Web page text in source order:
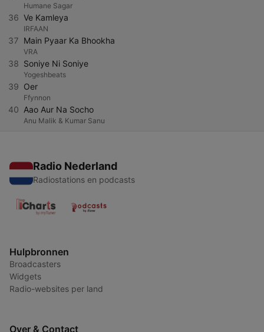
Humane Sagar
36 Ve Kamleya
IRFAAN
37 Main Pyaar Ka Bhookha
VRA
38 Soniye Ni Soniye
Yogeshbeats
39 Oer
Ffynnon
40 Aao Aur Na Socho
Anu Malik & Kumar Sanu
Radio Nederland
Radiostations en podcasts
Hulpbronnen
Broadcasters
Widgets
Radio-websites per land
Over & Contact